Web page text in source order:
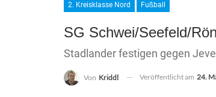
2. Kreisklasse Nord Fußball
SG Schwei/Seefeld/
Stadlander festigen gegen
Von Kriddl Veröffentlicht am 24.